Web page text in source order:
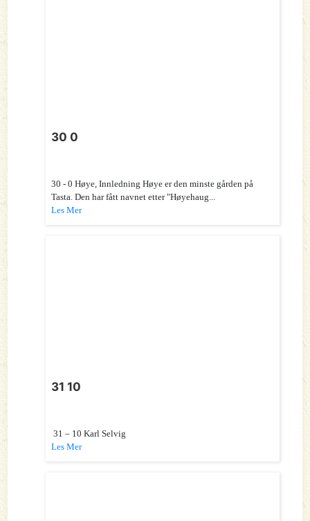
30 0
30 - 0 Høye, Innledning Høye er den minste gården på
Tasta. Den har fått navnet etter "Høyehaug...
Les Mer
31 10
31 – 10 Karl Selvig
Les Mer